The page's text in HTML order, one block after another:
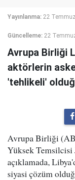
Yayınlanma: 22
Güncelleme: 22
Avrupa Birliği
aktörlerin
'tehlikeli'
Avrupa Birliği
Yüksek Temsilcisi
açıklamada,
siyasi çözüm